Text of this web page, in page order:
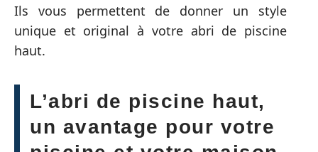
Ils vous permettent de donner un style
unique et original à votre abri de piscine
haut.
L’abri de piscine haut,
un avantage pour votre